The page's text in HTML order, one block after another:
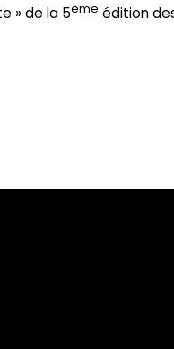
» de la 5ème édition